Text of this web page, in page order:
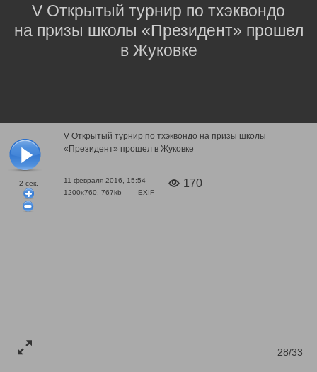
2 сек.
V Открытый турнир по тхэквондо на призы школы
«Президент» прошел в Жуковке
11 февраля 2016, 15:54
1200x760, 767kb
EXIF
170
28/33
V Открытый турнир по тхэквондо
на призы школы «Президент» прошел
в Жуковке